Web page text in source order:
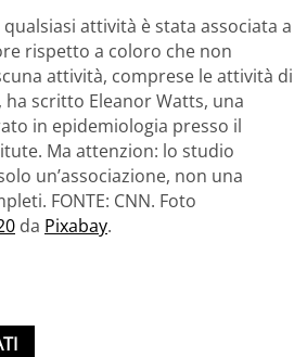
attività è stata associata a
rispetto a coloro che non
attività, comprese le attività di
scritto Eleanor Watts, una
in epidemiologia presso il
Ma attenzion: lo studio
un’associazione, non una
FONTE: CNN. Foto
da Pixabay.